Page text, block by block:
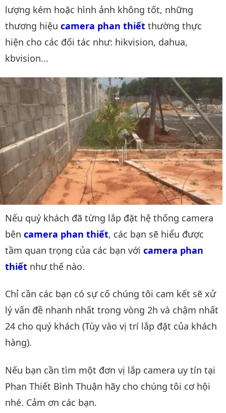
lượng kém hoặc hình ảnh không tốt, những
thương hiệu camera phan thiết thường thực
hiện cho các đối tác như: hikvision, dahua,
kbvision...
Nếu quý khách đã từng lắp đặt hệ thống camera
bên camera phan thiết, các bạn sẽ hiểu được
tầm quan trọng của các bạn với camera phan
thiết như thế nào.
Chỉ cần các bạn có sự cố chúng tôi cam kết sẽ xử
lý vấn đề nhanh nhất trong vòng 2h và chậm nhất
24 cho quý khách (Tùy vào vị trí lắp đặt của khách
hàng).
Nếu bạn cần tìm một đơn vị lắp camera uy tín tại
Phan Thiết Bình Thuận hãy cho chúng tôi cơ hội
nhé. Cảm ơn các bạn.